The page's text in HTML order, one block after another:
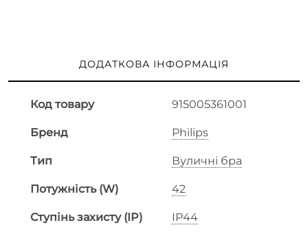
ДОДАТКОВА ІНФОРМАЦІЯ
Код товару 915005361001
Бренд Philips
Тип Вуличні бра
Потужність (W) 42
Ступінь захисту (IP) IP44